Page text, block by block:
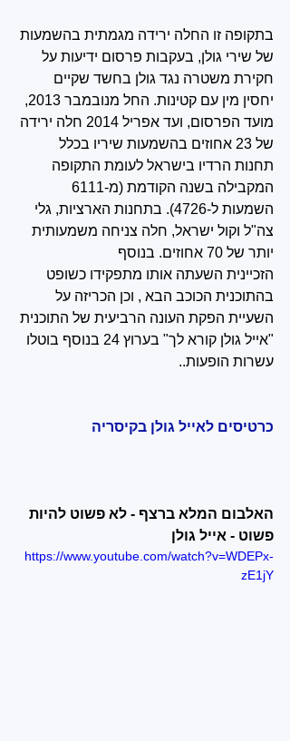
בתקופה זו החלה ירידה מגמתית בהשמעות
של שירי גולן, בעקבות פרסום ידיעות על
חקירת משטרה נגד גולן בחשד שקיים
יחסין מין עם קטינות. החל מנובמבר 2013,
מועד הפרסום, ועד אפריל 2014 חלה ירידה
של 23 אחוזים בהשמעות שיריו בכלל
תחנות הרדיו בישראל לעומת התקופה
השמעות ל-4726). בתחנות הארציות, גלי
צה"ל וקול ישראל, חלה צניחה משמעותית
יותר של 70 אחוזים. בנוסף
הזכיינית השעתה אותו מתפקידו כשופט
בהתוכנית הכוכב הבא , וכן הכריזה על
השעיית הפקת העונה הרביעית של התוכנית
"אייל גולן קורא לך" בערוץ 24‏ בנוסף בוטלו
עשרות הופעות.‏.
כרטיסים לאייל גולן בקיסריה
האלבום המלא ברצף - לא פשוט להיות
פשוט - אייל גולן
https://www.youtube.com/watch?v=WDEPx-
zE1jY